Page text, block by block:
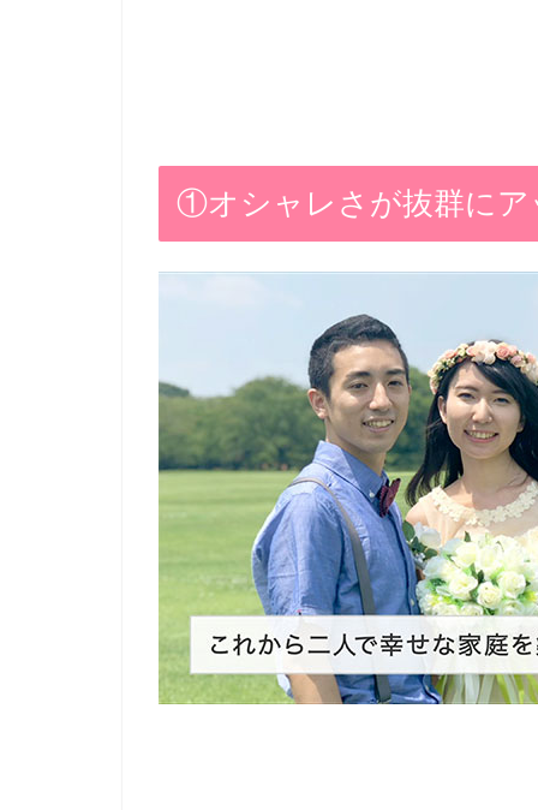
①オシャレさが抜群にア